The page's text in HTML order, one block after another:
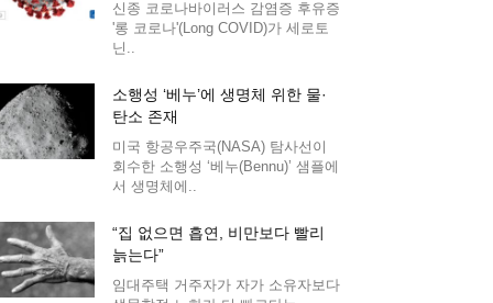
신종 코로나바이러스 감염증 후유증
'롱 코로나'(Long COVID)가 세로토
닌..
소행성 ‘베누’에 생명체 위한 물·
탄소 존재
미국 항공우주국(NASA) 탐사선이
회수한 소행성 ‘베누(Bennu)’ 샘플에
서 생명체에..
“집 없으면 흡연, 비만보다 빨리
늙는다”
임대주택 거주자가 자가 소유자보다